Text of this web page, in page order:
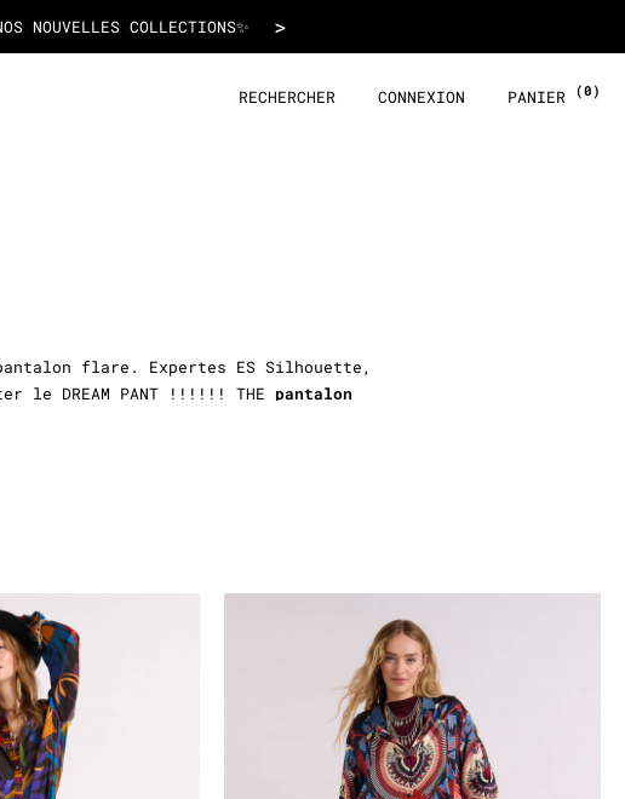
NOUVELLES COLLECTIONS✨ >
RECHERCHER CONNEXION PANIER (0)
flare. Expertes ES Silhouette,
le DREAM PANT !!!!!! THE pantalon
du mois, mais surtout on veut ce
On choisit avec soin des
sur un
le reste du corps, et c’est là son